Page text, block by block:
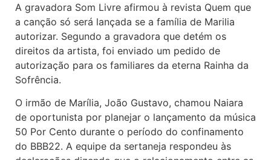
A gravadora Som Livre afirmou à revista Quem que
a canção só será lançada se a família de Marilia
autorizar. Segundo a gravadora que detém os
direitos da artista, foi enviado um pedido de
autorização para os familiares da eterna Rainha da
Sofrência.
O irmão de Marília, João Gustavo, chamou Naiara
de oportunista por planejar o lançamento da música
50 Por Cento durante o período do confinamento
do BBB22. A equipe da sertaneja respondeu às